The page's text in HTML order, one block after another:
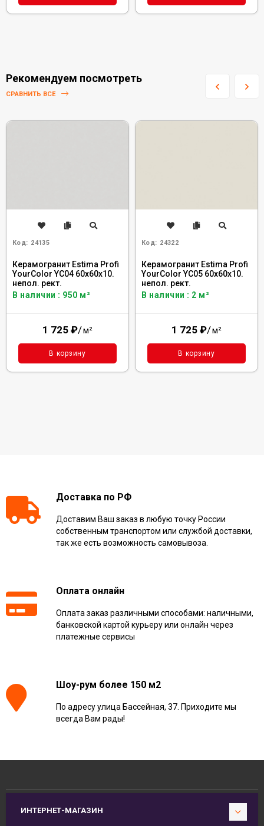
Рекомендуем посмотреть
СРАВНИТЬ ВСЕ
Код: 24135
Керамогранит Estima Profi
YourColor YC04 60x60x10.
непол. рект.
В наличии : 950 м²
1 725 ₽/м²
В корзину
Код: 24322
Керамогранит Estima Profi
YourColor YC05 60x60x10.
непол. рект.
В наличии : 2 м²
1 725 ₽/м²
В корзину
Доставка по РФ
Доставим Ваш заказ в любую точку России
собственным транспортом или службой доставки,
так же есть возможность самовывоза.
Оплата онлайн
Оплата заказ различными способами: наличными,
банковской картой курьеру или онлайн через
платежные сервисы
Шоу-рум более 150 м2
По адресу улица Бассейная, 37. Приходите мы
всегда Вам рады!
ИНТЕРНЕТ-МАГАЗИН